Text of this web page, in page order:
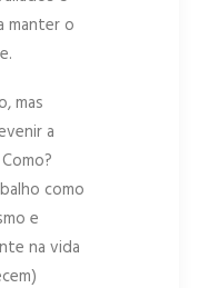
manter o
mas
a
como
e
na vida